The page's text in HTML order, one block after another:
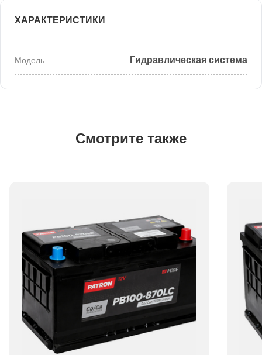
ХАРАКТЕРИСТИКИ
Модель Гидравлическая система
Смотрите также